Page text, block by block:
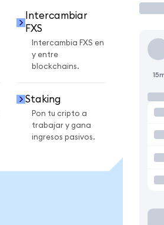
Intercambiar
FXS
Intercambia FXS en
y entre
blockchains.
Staking
Pon tu cripto a
trabajar y gana
ingresos pasivos.